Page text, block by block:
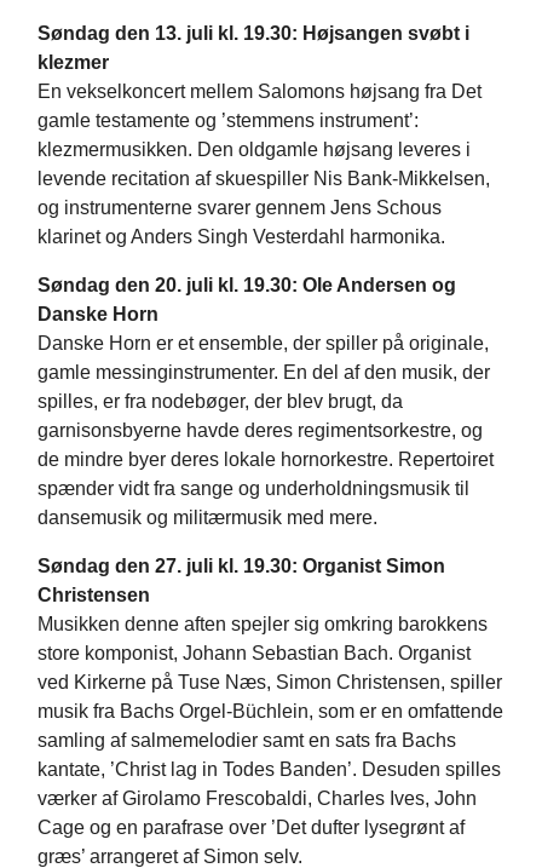
Søndag den 13. juli kl. 19.30: Højsangen svøbt i
klezmer
En vekselkoncert mellem Salomons højsang fra Det
gamle testamente og ’stemmens instrument’:
klezmermusikken. Den oldgamle højsang leveres i
levende recitation af skuespiller Nis Bank-Mikkelsen,
og instrumenterne svarer gennem Jens Schous
klarinet og Anders Singh Vesterdahl harmonika.
Søndag den 20. juli kl. 19.30: Ole Andersen og
Danske Horn
Danske Horn er et ensemble, der spiller på originale,
gamle messinginstrumenter. En del af den musik, der
spilles, er fra nodebøger, der blev brugt, da
garnisonsbyerne havde deres regimentsorkestre, og
de mindre byer deres lokale hornorkestre. Repertoiret
spænder vidt fra sange og underholdningsmusik til
dansemusik og militærmusik med mere.
Søndag den 27. juli kl. 19.30: Organist Simon
Christensen
Musikken denne aften spejler sig omkring barokkens
store komponist, Johann Sebastian Bach. Organist
ved Kirkerne på Tuse Næs, Simon Christensen, spiller
musik fra Bachs Orgel-Büchlein, som er en omfattende
samling af salmemelodier samt en sats fra Bachs
kantate, ’Christ lag in Todes Banden’. Desuden spilles
værker af Girolamo Frescobaldi, Charles Ives, John
Cage og en parafrase over ’Det dufter lysegrønt af
græs’ arrangeret af Simon selv.